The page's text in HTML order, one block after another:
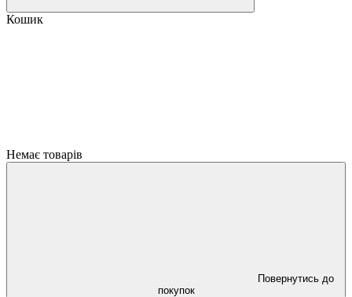
Кошик
Немає товарів
Повернутись до
покупок